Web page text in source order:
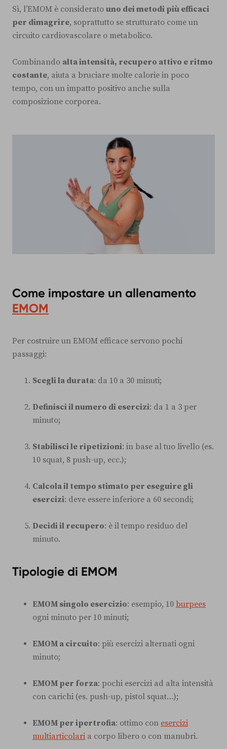
Sì, l’EMOM è considerato uno dei metodi più efficaci
per dimagrire, soprattutto se strutturato come un
circuito cardiovascolare o metabolico.
Combinando alta intensità, recupero attivo e ritmo
costante, aiuta a bruciare molte calorie in poco
tempo, con un impatto positivo anche sulla
composizione corporea.
Come impostare un allenamento
EMOM
Per costruire un EMOM efficace servono pochi
passaggi:
Scegli la durata: da 10 a 30 minuti;
Definisci il numero di esercizi: da 1 a 3 per
minuto;
Stabilisci le ripetizioni: in base al tuo livello (es.
10 squat, 8 push-up, ecc.);
Calcola il tempo stimato per eseguire gli
esercizi: deve essere inferiore a 60 secondi;
Decidi il recupero: è il tempo residuo del
minuto.
Tipologie di EMOM
EMOM singolo esercizio: esempio, 10 burpees
ogni minuto per 10 minuti;
EMOM a circuito: più esercizi alternati ogni
minuto;
EMOM per forza: pochi esercizi ad alta intensità
con carichi (es. push-up, pistol squat…);
EMOM per ipertrofia: ottimo con esercizi
multiarticolari a corpo libero o con manubri.